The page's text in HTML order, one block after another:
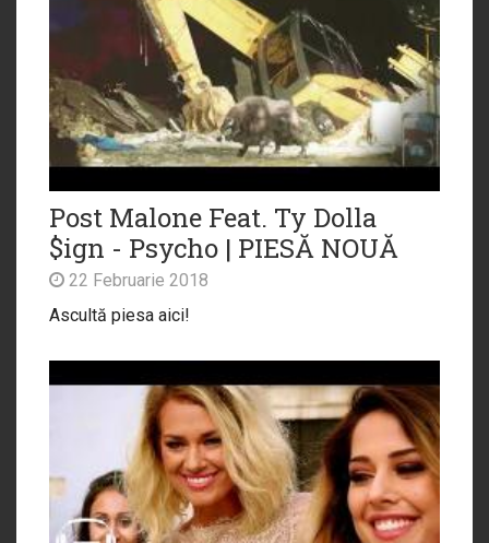
Post Malone Feat. Ty Dolla
$ign - Psycho | PIESĂ NOUĂ
22 Februarie 2018
Ascultă piesa aici!